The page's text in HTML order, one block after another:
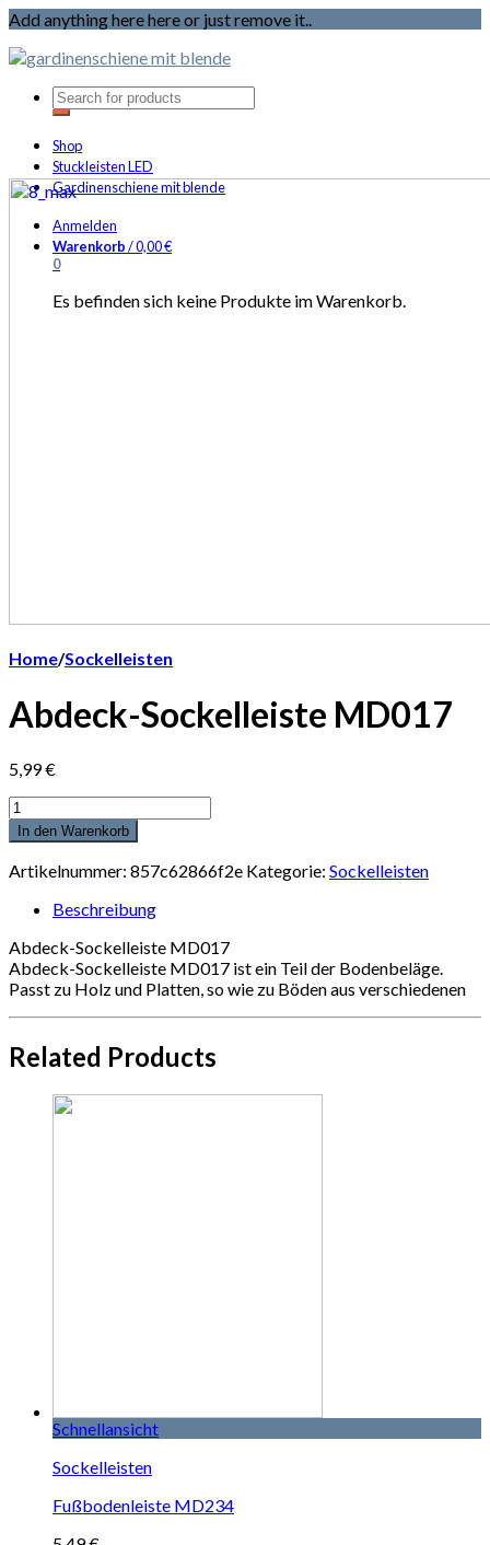
Add anything here here or just remove it..
Shop
Stuckleisten LED
Gardinenschiene mit blende
Anmelden
Warenkorb/0,00€
0
Es befinden sich keine Produkte im Warenkorb.
Home/Sockelleisten
Abdeck-Sockelleiste MD017
5,99€
Anzahl
In den Warenkorb
Artikelnummer: 857c62866f2e Kategorie: Sockelleisten
Beschreibung
Abdeck-Sockelleiste MD017
Abdeck-Sockelleiste MD017 ist ein Teil der Bodenbeläge.
Passt zu Holz und Platten, so wie zu Böden aus verschiedenen
Related Products
Schnellansicht
Sockelleisten
Fußbodenleiste MD234